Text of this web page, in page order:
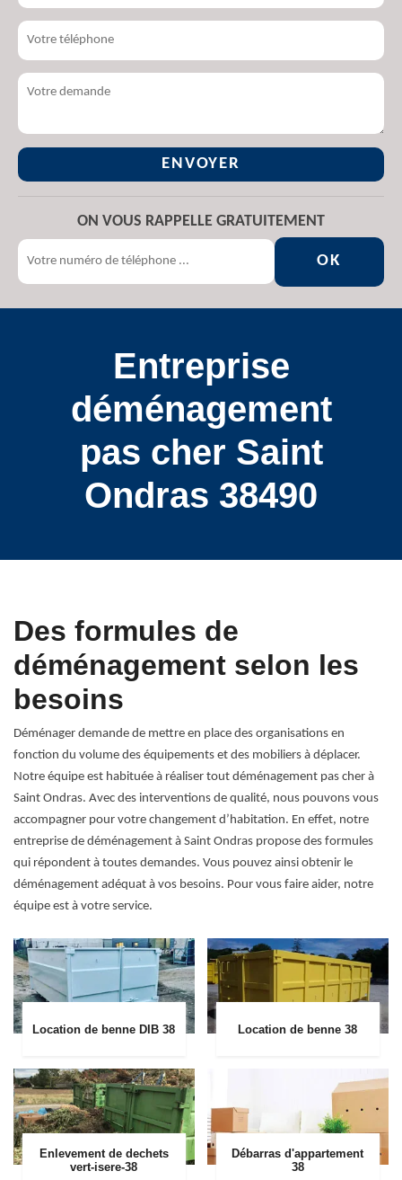
ON VOUS RAPPELLE GRATUITEMENT
Entreprise
déménagement
pas cher Saint
Ondras 38490
Des formules de
déménagement selon les
besoins
Déménager demande de mettre en place des organisations en
fonction du volume des équipements et des mobiliers à déplacer.
Notre équipe est habituée à réaliser tout déménagement pas cher à
Saint Ondras. Avec des interventions de qualité, nous pouvons vous
accompagner pour votre changement d’habitation. En effet, notre
entreprise de déménagement à Saint Ondras propose des formules
qui répondent à toutes demandes. Vous pouvez ainsi obtenir le
déménagement adéquat à vos besoins. Pour vous faire aider, notre
équipe est à votre service.
Location de benne DIB 38 Location de benne 38
Enlevement de dechets
vert-isere-38
Débarras d'appartement
38